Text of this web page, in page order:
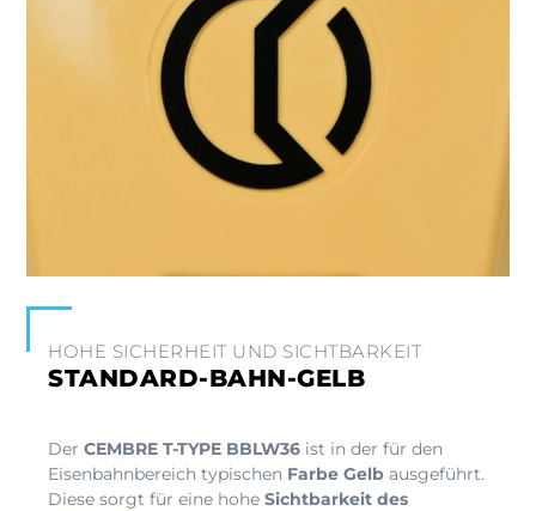
HOHE SICHERHEIT UND SICHTBARKEIT
STANDARD-BAHN-GELB
Der CEMBRE T‑TYPE BBLW36 ist in der für den
Eisenbahnbereich typischen Farbe Gelb ausgeführt.
Diese sorgt für eine hohe Sichtbarkeit des